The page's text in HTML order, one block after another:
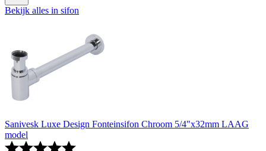
Bekijk alles in sifon
Sanivesk Luxe Design Fonteinsifon Chroom 5/4"x32mm LAAG
model